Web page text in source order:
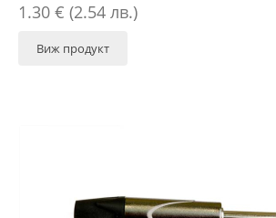
1.30 € (2.54 лв.)
Виж продукт